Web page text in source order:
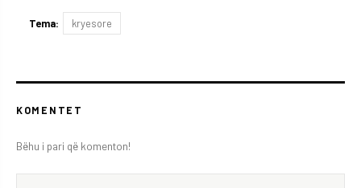
Tema: kryesore
KOMENTET
Bëhu i pari që komenton!